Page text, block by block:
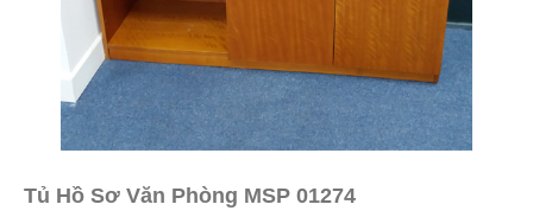
Tủ Hồ Sơ Văn Phòng MSP 01274